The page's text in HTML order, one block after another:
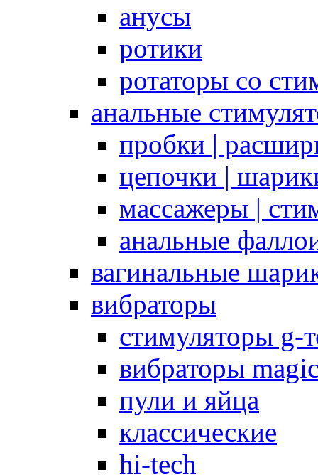
анусы
ротики
ротаторы со
анальные
пробки |
цепочки |
массажеры |
анальные
вагинальные
вибраторы
стимуляторы g-
вибраторы
пули и яйца
классические
hi-tech